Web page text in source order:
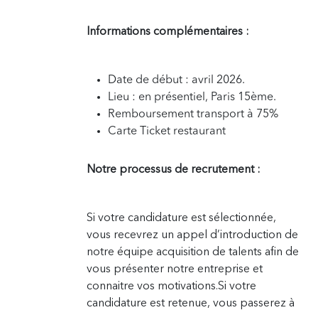
Informations complémentaires :
Date de début : avril 2026.
Lieu : en présentiel, Paris 15ème.
Remboursement transport à 75%
Carte Ticket restaurant
Notre processus de recrutement :
Si votre candidature est sélectionnée,
vous recevrez un appel d’introduction de
notre équipe acquisition de talents afin de
vous présenter notre entreprise et
connaitre vos motivations.Si votre
candidature est retenue, vous passerez à